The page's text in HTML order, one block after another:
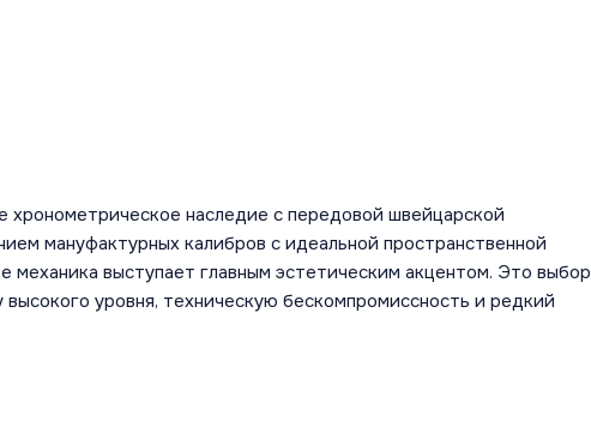
наследие с передовой швейцарской
мануфактурных калибров с идеальной пространственной
выступает главным эстетическим акцентом. Это выбор
уровня, техническую бескомпромиссность и редкий